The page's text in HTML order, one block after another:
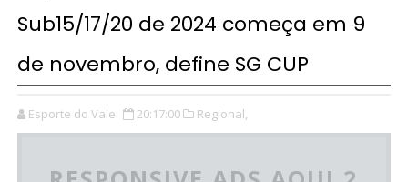
Sub15/17/20 de 2024 começa em 9
de novembro, define SG CUP
Esporte do Vale 20:17:00 Regional,